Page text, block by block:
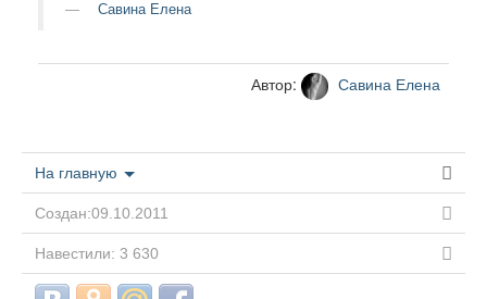
Савина Елена
Автор: Савина Елена
На главную
Создан:09.10.2011
Навестили: 3 630